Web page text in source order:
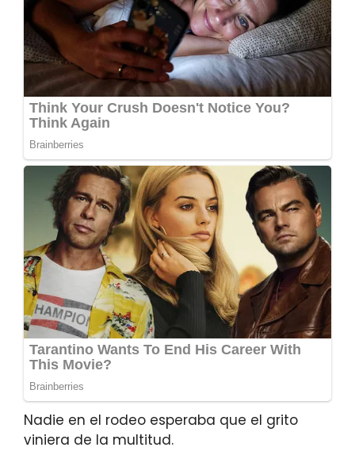
Nadie en el rodeo esperaba que el grito
viniera de la multitud.